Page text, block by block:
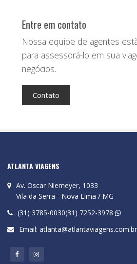
Entre em contato
Nossa equipe de agentes
para assessorá-lo em sua
negócios.
Contato
ATLANTA VIAGENS
Av. Oscar Niemeyer, 1033
Vila da Serra - Nova Lima / MG
(31) 3785-0030(31) 7252-3978
Email: atlanta@atlantaviagens.com.br